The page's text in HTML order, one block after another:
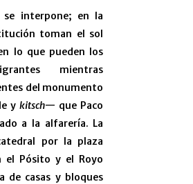
se interpone; en la
toman el sol
lo que pueden los
mientras
del monumento
ykitsch— que Paco
a la alfarería. La
por la plaza
el Pósito y el Royo
de casas y bloques